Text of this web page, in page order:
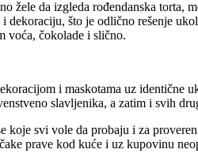
da izgleda rođendanska torta,
što je odlično rešenje
voća, čokolade i slično.
i maskotama uz identične
slavljenika, a zatim i svih
svi vole da probaju i za
prave kod kuće i uz kupovinu